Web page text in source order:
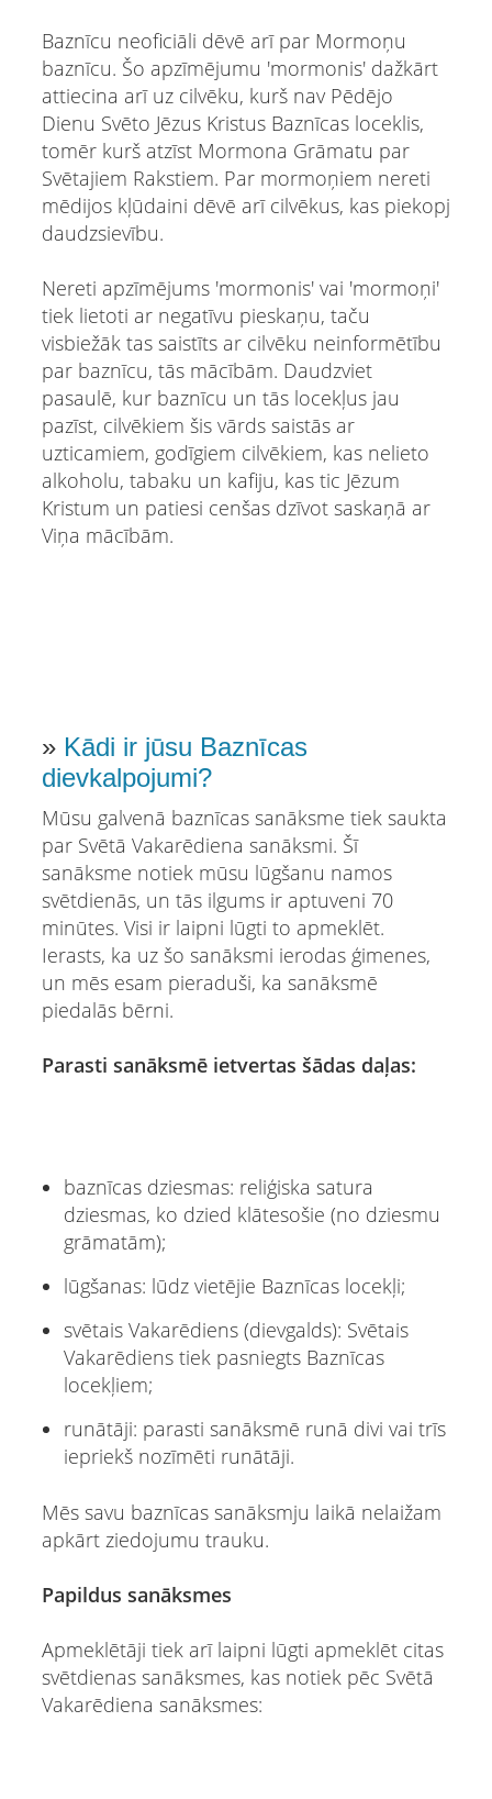
Baznīcu neoficiāli dēvē arī par Mormoņu
baznīcu. Šo apzīmējumu 'mormonis' dažkārt
attiecina arī uz cilvēku, kurš nav Pēdējo
Dienu Svēto Jēzus Kristus Baznīcas loceklis,
tomēr kurš atzīst Mormona Grāmatu par
Svētajiem Rakstiem. Par mormoņiem nereti
mēdijos kļūdaini dēvē arī cilvēkus, kas piekopj
daudzsievību.
Nereti apzīmējums 'mormonis' vai 'mormoņi'
tiek lietoti ar negatīvu pieskaņu, taču
visbiežāk tas saistīts ar cilvēku neinformētību
par baznīcu, tās mācībām. Daudzviet
pasaulē, kur baznīcu un tās locekļus jau
pazīst, cilvēkiem šis vārds saistās ar
uzticamiem, godīgiem cilvēkiem, kas nelieto
alkoholu, tabaku un kafiju, kas tic Jēzum
Kristum un patiesi cenšas dzīvot saskaņā ar
Viņa mācībām.
» Kādi ir jūsu Baznīcas
dievkalpojumi?
Mūsu galvenā baznīcas sanāksme tiek saukta
par Svētā Vakarēdiena sanāksmi. Šī
sanāksme notiek mūsu lūgšanu namos
svētdienās, un tās ilgums ir aptuveni 70
minūtes. Visi ir laipni lūgti to apmeklēt.
Ierasts, ka uz šo sanāksmi ierodas ģimenes,
un mēs esam pieraduši, ka sanāksmē
piedalās bērni.
Parasti sanāksmē ietvertas šādas daļas:
baznīcas dziesmas: reliģiska satura
dziesmas, ko dzied klātesošie (no dziesmu
grāmatām);
lūgšanas: lūdz vietējie Baznīcas locekļi;
svētais Vakarēdiens (dievgalds): Svētais
Vakarēdiens tiek pasniegts Baznīcas
locekļiem;
runātāji: parasti sanāksmē runā divi vai trīs
iepriekš nozīmēti runātāji.
Mēs savu baznīcas sanāksmju laikā nelaižam
apkārt ziedojumu trauku.
Papildus sanāksmes
Apmeklētāji tiek arī laipni lūgti apmeklēt citas
svētdienas sanāksmes, kas notiek pēc Svētā
Vakarēdiena sanāksmes: